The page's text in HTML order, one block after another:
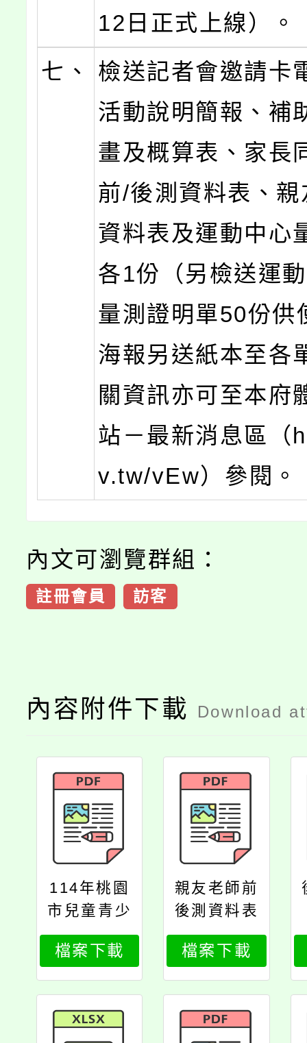
12日正式上線）。
七、
檢送記者會邀請卡
活動說明簡報、補
畫及概算表、家長
前/後測資料表、
資料表及運動中心
各1份（另檢送運
量測證明單50份供
海報另送紙本至各
關資訊亦可至本府
站－最新消息區（
v.tw/vEw）參閱。
內文可瀏覽群組：
註冊會員 訪客
內容附件下載 Download
114年桃園
市兒童青少
年健康體位
管理活動所
轄運動中心
資訊公開揭
露一覽表
檔案下載
親友老師前
後測資料表
檔案下載